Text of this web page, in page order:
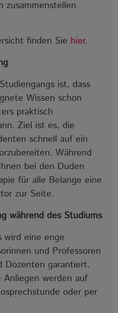
zusammenstellen
finden Sie hier.
ist, dass
Wissen schon
praktisch
Ziel ist es, die
schnell auf ein
Während
bei den Duden
für alle Belange eine
zur Seite.
während des Studiums
wird eine enge
und Professoren
Dozenten garantiert.
Anliegen werden auf
oder per